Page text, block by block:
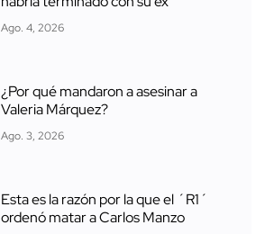
Ago. 4, 2026
¿Por qué mandaron a asesinar a
Valeria Márquez?
Ago. 3, 2026
Esta es la razón por la que el ´R1´
ordenó matar a Carlos Manzo